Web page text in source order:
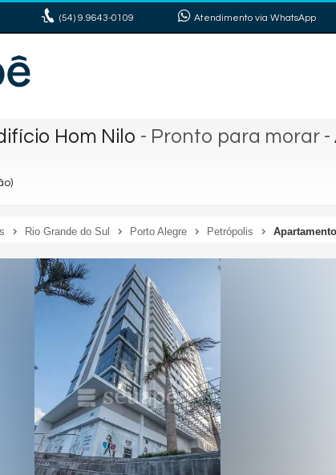
(54)9.9643-0109 Atendimento via WhatsApp
Hom Nilo - Pronto para morar -
Rio Grande do Sul Porto Alegre Petrópolis